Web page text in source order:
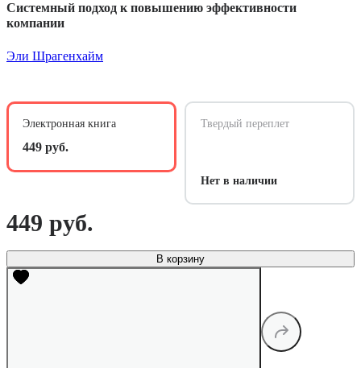
Системный подход к повышению эффективности
компании
Эли Шрагенхайм
Электронная книга
449 руб.
Твердый переплет
Нет в наличии
449 руб.
В корзину